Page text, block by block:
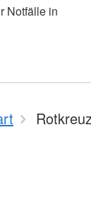
Notfälle in